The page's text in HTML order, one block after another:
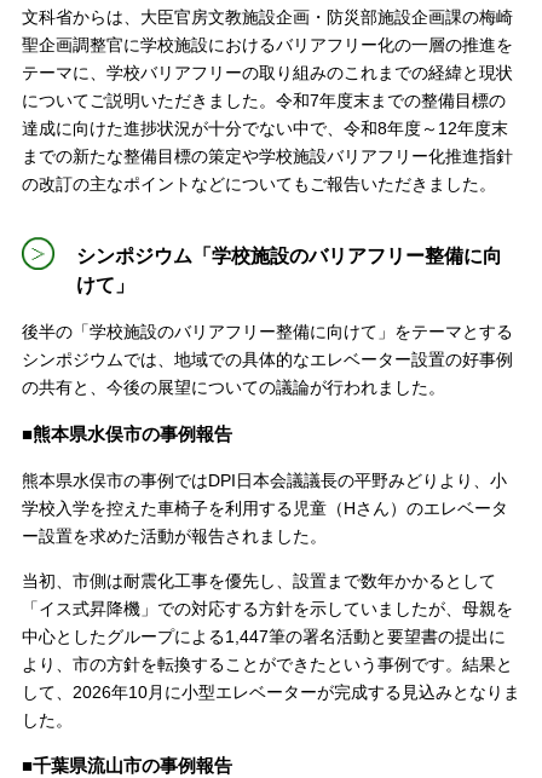
文科省からは、大臣官房文教施設企画・防災部施設企画課の梅崎
聖企画調整官に学校施設におけるバリアフリー化の一層の推進を
テーマに、学校バリアフリーの取り組みのこれまでの経緯と現状
についてご説明いただきました。令和7年度末までの整備目標の
達成に向けた進捗状況が十分でない中で、令和8年度～12年度末
までの新たな整備目標の策定や学校施設バリアフリー化推進指針
の改訂の主なポイントなどについてもご報告いただきました。
シンポジウム「学校施設のバリアフリー整備に向
けて」
後半の「学校施設のバリアフリー整備に向けて」をテーマとする
シンポジウムでは、地域での具体的なエレベーター設置の好事例
の共有と、今後の展望についての議論が行われました。
■熊本県水俣市の事例報告
熊本県水俣市の事例ではDPI日本会議議長の平野みどりより、小
学校入学を控えた車椅子を利用する児童（Hさん）のエレベータ
ー設置を求めた活動が報告されました。
当初、市側は耐震化工事を優先し、設置まで数年かかるとして
「イス式昇降機」での対応する方針を示していましたが、母親を
中心としたグループによる1,447筆の署名活動と要望書の提出に
より、市の方針を転換することができたという事例です。結果と
して、2026年10月に小型エレベーターが完成する見込みとなりま
した。
■千葉県流山市の事例報告